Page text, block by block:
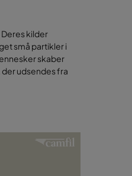
kilder
små partikler i
skaber
udsendes fra